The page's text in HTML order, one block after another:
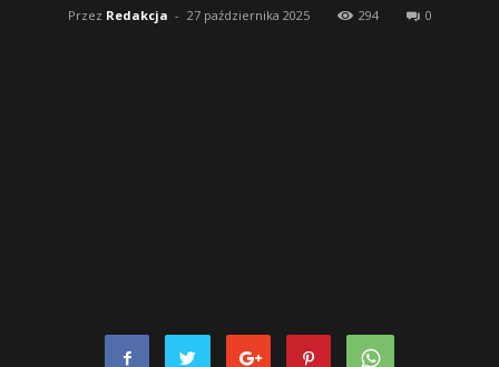
Przez Redakcja - 27 października 2025 294 0